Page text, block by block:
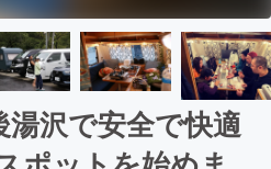
沢で安全で快適